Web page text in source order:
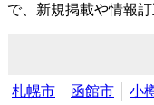
で、新規掲載や情報
札幌市 函館市 小